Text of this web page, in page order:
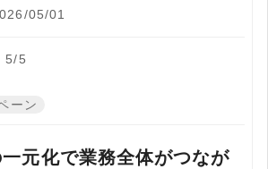
05/01
5/5
ーン
元化で業務全体がつなが